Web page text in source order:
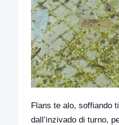
Flans te alo, soffiando
dall’inzivado di turno,